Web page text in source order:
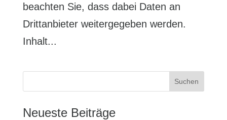
beachten Sie, dass dabei Daten an
Drittanbieter weitergegeben werden.
Inhalt...
Suchen
Neueste Beiträge